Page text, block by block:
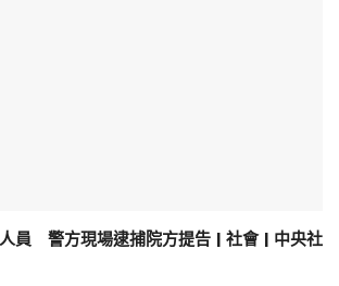
員 警方現場逮捕院方提告 | 社會 | 中央社